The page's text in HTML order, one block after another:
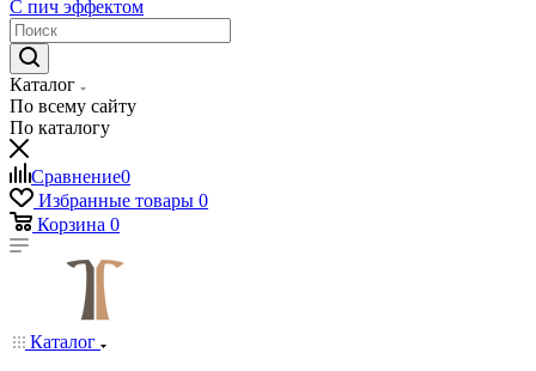
С пич эффектом
Каталог
По всему сайту
По каталогу
Сравнение0
Избранные товары 0
Корзина 0
Каталог